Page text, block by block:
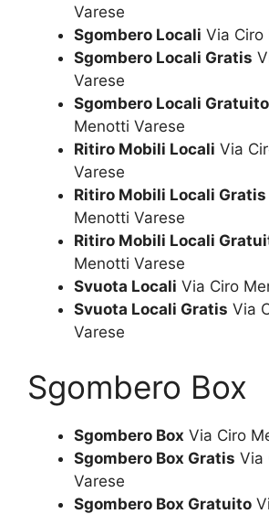
Varese
Sgombero Locali Via Ciro
Sgombero Locali Gratis
Varese
Sgombero Locali Gratuito
Menotti Varese
Ritiro Mobili Locali Via
Varese
Ritiro Mobili Locali Gratis
Menotti Varese
Ritiro Mobili Locali
Menotti Varese
Svuota Locali Via Ciro
Svuota Locali Gratis Via
Varese
Sgombero Box
Sgombero Box Via Ciro
Sgombero Box Gratis Via
Varese
Sgombero Box Gratuito